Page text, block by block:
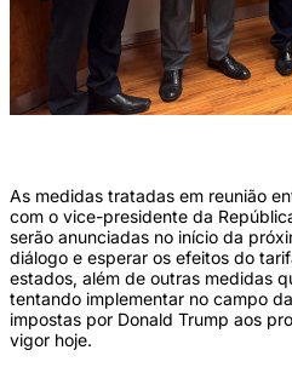
As medidas tratadas em reunião
com o vice-presidente da
serão anunciadas no início da
diálogo e esperar os efeitos do
estados, além de outras medidas
tentando implementar no campo
impostas por Donald Trump aos
vigor hoje.